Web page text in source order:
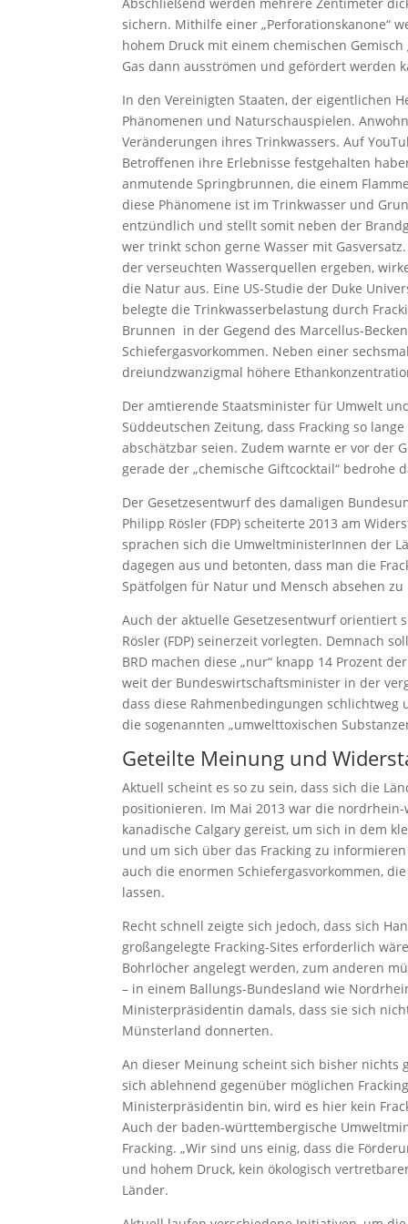
sichern. Mithilfe einer „Perforationskanone“
hohem Druck mit einem chemischen
Gas dann ausströmen und gefördert werden
In den Vereinigten Staaten, der eigentlichen
Phänomenen und Naturschauspielen.
Veränderungen ihres Trinkwassers. Auf
Betroffenen ihre Erlebnisse festgehalten
anmutende Springbrunnen, die einem
diese Phänomene ist im Trinkwasser und
entzündlich und stellt somit neben der
wer trinkt schon gerne Wasser mit
der verseuchten Wasserquellen ergeben,
die Natur aus. Eine US-Studie der Duke
belegte die Trinkwasserbelastung durch
Brunnen in der Gegend des Marcellus-
Schiefergasvorkommen. Neben einer
dreiundzwanzigmal höhere
Der amtierende Staatsminister für Umwelt
Süddeutschen Zeitung, dass Fracking so
abschätzbar seien. Zudem warnte er vor der
gerade der „chemische Giftcocktail“ bedrohe
Der Gesetzesentwurf des damaligen
Philipp Rösler (FDP) scheiterte 2013 am
sprachen sich die UmweltministerInnen der
dagegen aus und betonten, dass man die
Spätfolgen für Natur und Mensch absehen zu
Auch der aktuelle Gesetzesentwurf orientiert
Rösler (FDP) seinerzeit vorlegten. Demnach
BRD machen diese „nur“ knapp 14 Prozent
weit der Bundeswirtschaftsminister in der
dass diese Rahmenbedingungen
die sogenannten „umwelttoxischen
Geteilte Meinung und
Aktuell scheint es so zu sein, dass sich die
positionieren. Im Mai 2013 war die
kanadische Calgary gereist, um sich in dem
und um sich über das Fracking zu
auch die enormen Schiefergasvorkommen,
lassen.
Recht schnell zeigte sich jedoch, dass sich
großangelegte Fracking-Sites erforderlich
Bohrlöcher angelegt werden, zum anderen
– in einem Ballungs-Bundesland wie
Ministerpräsidentin damals, dass sie sich
Münsterland donnerten.
An dieser Meinung scheint sich bisher
sich ablehnend gegenüber möglichen
Ministerpräsidentin bin, wird es hier kein
Auch der baden-württembergische
Fracking. „Wir sind uns einig, dass die
und hohem Druck, kein ökologisch
Länder.